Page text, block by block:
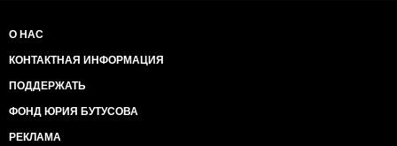
О НАС
КОНТАКТНАЯ ИНФОРМАЦИЯ
ПОДДЕРЖАТЬ
ФОНД ЮРИЯ БУТУСОВА
РЕКЛАМА